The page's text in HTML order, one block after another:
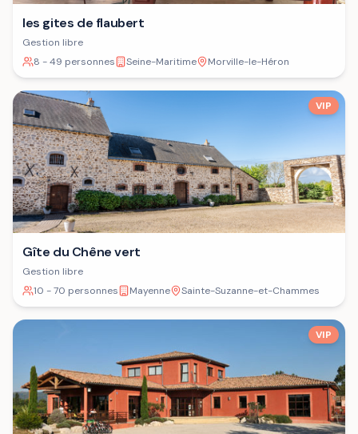
les gites de flaubert
Gestion libre
8 - 49 personnes
Seine-Maritime Morville-le-Héron
VIP
Gîte du Chêne vert
Gestion libre
10 - 70 personnes
Mayenne Sainte-Suzanne-et-Chammes
VIP